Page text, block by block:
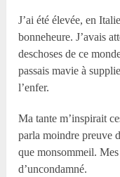
J’ai été élevée, en
bonneheure. J’avais
deschoses de ce
passais mavie à
l’enfer.
Ma tante m’inspirait
parla moindre preuve
que monsommeil.
d’uncondamné.